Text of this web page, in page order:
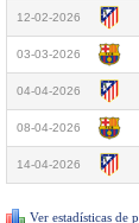
12-02-2026
03-03-2026
04-04-2026
08-04-2026
14-04-2026
Ver estadísticas de